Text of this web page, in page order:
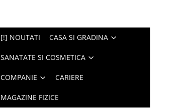
[!] NOUTATI CASA SI GRADINA
SANATATE SI COSMETICA
COMPANIE CARIERE
MAGAZINE FIZICE